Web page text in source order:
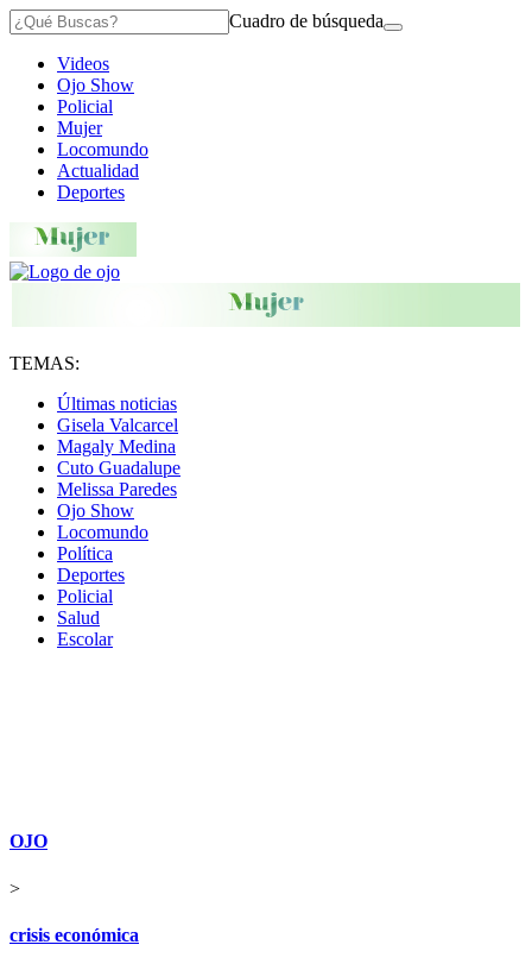
Cuadro de búsqueda
Videos
Ojo Show
Policial
Mujer
Locomundo
Actualidad
Deportes
TEMAS:
Últimas noticias
Gisela Valcarcel
Magaly Medina
Cuto Guadalupe
Melissa Paredes
Ojo Show
Locomundo
Política
Deportes
Policial
Salud
Escolar
OJO
>
crisis económica